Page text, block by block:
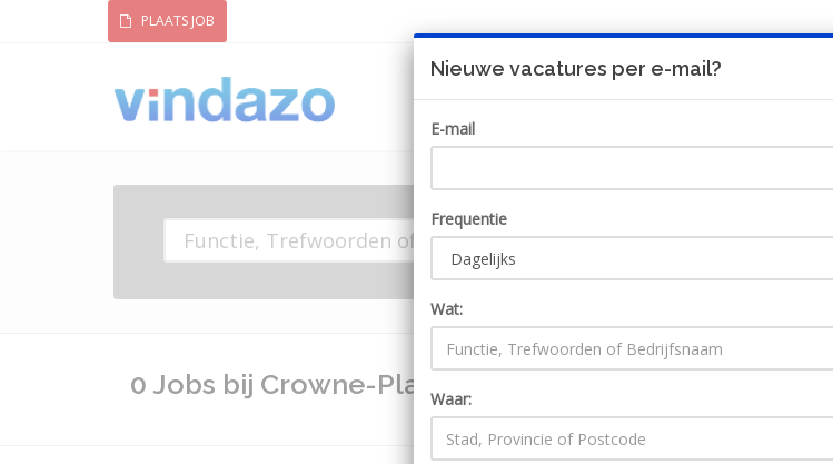
PLAATS JOB
0 Jobs bij Crowne-Plaza-Amsterdam-South
Nieuwe vacatures per e-mail?
E-mail
Frequentie
Wat:
Waar: